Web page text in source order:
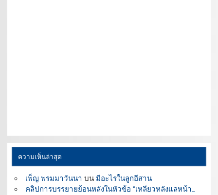
ความเห็นล่าสุด
เพ็ญ พรมมาวันนา บน มีอะไรในลูกอีสาน
คลิปการบรรยายย้อนหลังในหัวข้อ “เหลียวหลังแลหน้า…